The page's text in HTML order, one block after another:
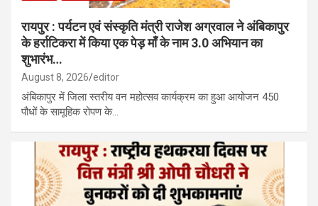
रायपुर : पर्यटन एवं संस्कृति मंत्री राजेश अग्रवाल ने अंबिकापुर
के हर्राटिकरा में किया एक पेड़ माँ के नाम 3.0 अभियान का
शुभारंभ…
August 8, 2026 editor
अंबिकापुर में जिला स्तरीय वन महोत्सव कार्यक्रम का हुआ आयोजन 450
पौधों के सामूहिक रोपण के…